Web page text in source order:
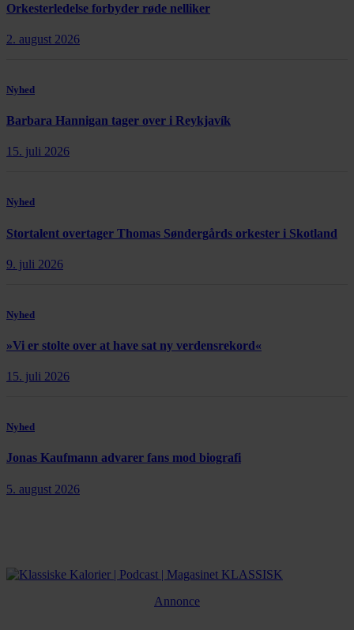
Orkesterledelse forbyder røde nelliker
2. august 2026
Nyhed
Barbara Hannigan tager over i Reykjavík
15. juli 2026
Nyhed
Stortalent overtager Thomas Søndergårds orkester i Skotland
9. juli 2026
Nyhed
»Vi er stolte over at have sat ny verdensrekord«
15. juli 2026
Nyhed
Jonas Kaufmann advarer fans mod biografi
5. august 2026
Annonce